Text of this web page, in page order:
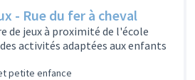
- Rue du fer à cheval
de jeux à proximité de l'école
activités adaptées aux enfants
petite enfance